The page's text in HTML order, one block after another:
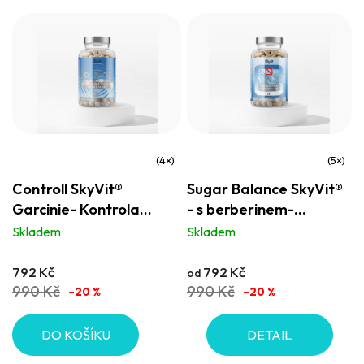
hodnocení
produktu
je
z
5
hvězdiček.
Controll SkyVit®
Garcinie- Kontrola
tělesné hmotnosti a
Skladem
792 Kč
990 Kč –20 %
DO KOŠÍKU
hodnocení
produktu
je
z
5
hvězdiček.
Sugar Balance SkyVit®
- s berberinem-
kontrola glukózy pro
Skladem
od 792 Kč
990 Kč –20 %
DETAIL